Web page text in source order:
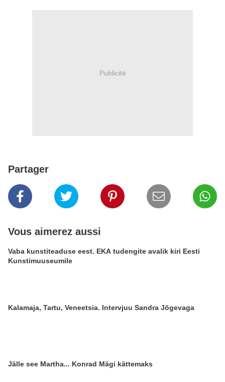
Publicité
Partager
Vous aimerez aussi
Vaba kunstiteaduse eest. EKA tudengite avalik kiri Eesti
Kunstimuuseumile
Kalamaja, Tartu, Veneetsia. Intervjuu Sandra Jõgevaga
Jälle see Martha... Konrad Mägi kättemaks